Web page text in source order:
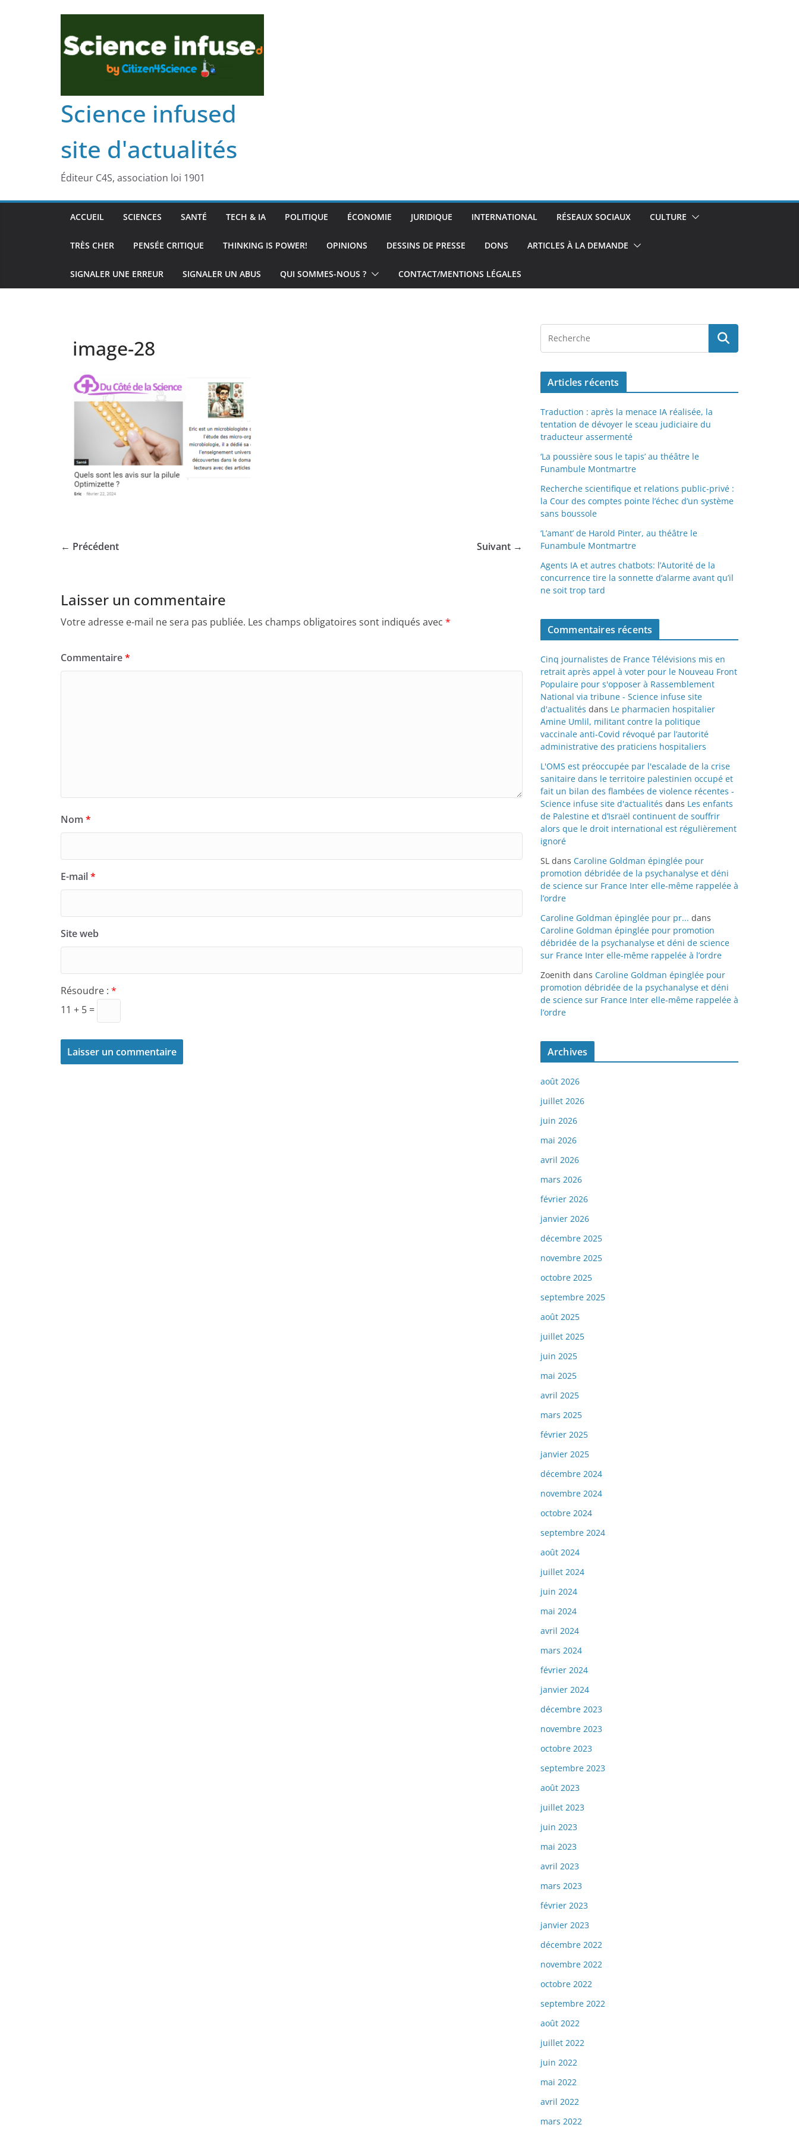
Science infused
site d'actualités
Éditeur C4S, association loi 1901
ACCUEIL SCIENCES SANTÉ TECH & IA POLITIQUE ÉCONOMIE JURIDIQUE INTERNATIONAL RÉSEAUX SOCIAUX CULTURE
TRÈS CHER PENSÉE CRITIQUE THINKING IS POWER! OPINIONS DESSINS DE PRESSE DONS ARTICLES À LA DEMANDE
SIGNALER UNE ERREUR SIGNALER UN ABUS QUI SOMMES-NOUS ? CONTACT/MENTIONS LÉGALES
image-28
← Précédent Suivant →
Laisser un commentaire
Votre adresse e-mail ne sera pas publiée. Les champs obligatoires sont indiqués avec *
Commentaire*
Nom *
E-mail*
Site web
Résoudre : *
11 + 5 =
Articles récents
Traduction : après la menace IA réalisée, la
tentation de dévoyer le sceau judiciaire du
traducteur assermenté
‘La poussière sous le tapis’ au théâtre le
Funambule Montmartre
Recherche scientifique et relations public-privé :
la Cour des comptes pointe l’échec d’un système
sans boussole
‘L’amant’ de Harold Pinter, au théâtre le
Funambule Montmartre
Agents IA et autres chatbots: l’Autorité de la
concurrence tire la sonnette d’alarme avant qu’il
ne soit trop tard
Commentaires récents
Cinq journalistes de France Télévisions mis en
retrait après appel à voter pour le Nouveau Front
Populaire pour s'opposer à Rassemblement
National via tribune - Science infuse site
d'actualités dans Le pharmacien hospitalier
Amine Umlil, militant contre la politique
vaccinale anti-Covid révoqué par l’autorité
administrative des praticiens hospitaliers
L'OMS est préoccupée par l'escalade de la crise
sanitaire dans le territoire palestinien occupé et
fait un bilan des flambées de violence récentes -
Science infuse site d'actualités dans Les enfants
de Palestine et d’Israël continuent de souffrir
alors que le droit international est régulièrement
ignoré
SL dans Caroline Goldman épinglée pour
promotion débridée de la psychanalyse et déni
de science sur France Inter elle-même rappelée à
l’ordre
Caroline Goldman épinglée pour pr... dans
Caroline Goldman épinglée pour promotion
débridée de la psychanalyse et déni de science
sur France Inter elle-même rappelée à l’ordre
Zoenith dans Caroline Goldman épinglée pour
promotion débridée de la psychanalyse et déni
de science sur France Inter elle-même rappelée à
l’ordre
Archives
août 2026
juillet 2026
juin 2026
mai 2026
avril 2026
mars 2026
février 2026
janvier 2026
décembre 2025
novembre 2025
octobre 2025
septembre 2025
août 2025
juillet 2025
juin 2025
mai 2025
avril 2025
mars 2025
février 2025
janvier 2025
décembre 2024
novembre 2024
octobre 2024
septembre 2024
août 2024
juillet 2024
juin 2024
mai 2024
avril 2024
mars 2024
février 2024
janvier 2024
décembre 2023
novembre 2023
octobre 2023
septembre 2023
août 2023
juillet 2023
juin 2023
mai 2023
avril 2023
mars 2023
février 2023
janvier 2023
décembre 2022
novembre 2022
octobre 2022
septembre 2022
août 2022
juillet 2022
juin 2022
mai 2022
avril 2022
mars 2022